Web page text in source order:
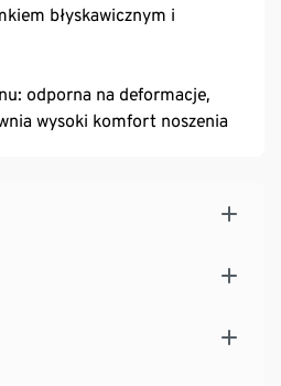
błyskawicznym i
odporna na deformacje,
wysoki komfort noszenia